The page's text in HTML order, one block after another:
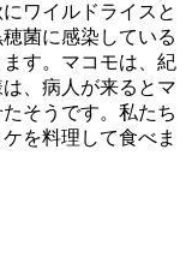
ワイルドライスと
菌に感染している
す。マコモは、紀
、病人が来るとマ
そうです。私たち
を料理して食べま